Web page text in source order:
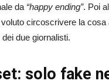
da “happy ending”. Poi
circoscrivere la cosa
due giornalisti.
solo fake